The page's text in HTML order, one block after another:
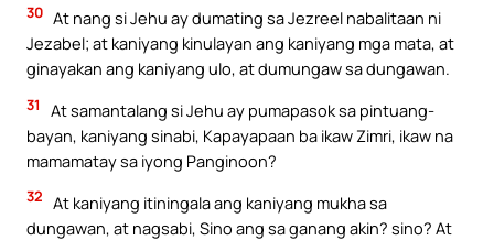
30 At nang si Jehu ay dumating sa Jezreel nabalitaan ni
Jezabel; at kaniyang kinulayan ang kaniyang mga mata, at
ginayakan ang kaniyang ulo, at dumungaw sa dungawan.
31
At samantalang si Jehu ay pumapasok sa pintuang-
bayan, kaniyang sinabi, Kapayapaan ba ikaw Zimri, ikaw na
mamamatay sa iyong Panginoon?
32 At kaniyang itiningala ang kaniyang mukha sa
dungawan, at nagsabi, Sino ang sa ganang akin? sino? At